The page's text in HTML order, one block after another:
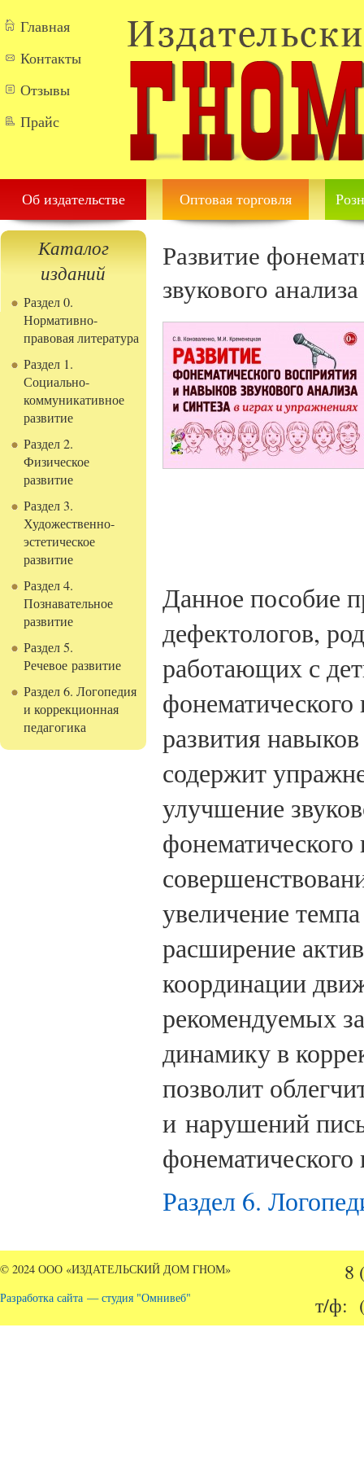
Главная
Контакты
Отзывы
Прайс
Об издательстве Оптовая торговля
Каталог
изданий
Раздел 0.
Нормативно-
правовая литература
Раздел 1.
Социально-
коммуникативное
развитие
Раздел 2.
Физическое
развитие
Раздел 3.
Художественно-
эстетическое
развитие
Раздел 4.
Познавательное
развитие
Раздел 5.
Речевое развитие
Раздел 6. Логопедия
и коррекционная
педагогика
Развитие
звукового
Данное пособие
дефектологов,
работающих с
развития
содержит
улучшение
увеличение
расширение
координации
рекомендуемых
динамику в
позволит
и нарушений
Раздел 6.
© 2024 ООО «ИЗДАТЕЛЬСКИЙ ДОМ ГНОМ»
Разработка сайта — студия "Омнивеб"
8
т/ф: